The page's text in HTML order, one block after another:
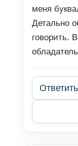
меня
Детально
говорить.
Ответить